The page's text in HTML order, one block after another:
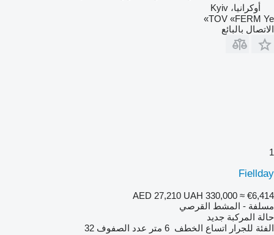
أوكرانيا، Kyiv
TOV «FERM Ye»
الاتصال بالبائع
1
Fiellday
AED 27,210 UAH 330,000 ≈ €6,414
مسلفة - المشط القرصي
حالة المركبة جديد
الفئة للجرار اتساع الخطف 6 متر عدد الصفوف 32